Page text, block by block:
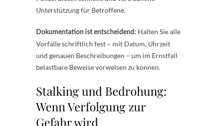
Unterstützung für Betroffene.
Dokumentation ist entscheidend: Halten Sie alle
Vorfälle schriftlich fest – mit Datum, Uhrzeit
und genauen Beschreibungen – um im Ernstfall
belastbare Beweise vorweisen zu können.
Stalking und Bedrohung:
Wenn Verfolgung zur
Gefahr wird